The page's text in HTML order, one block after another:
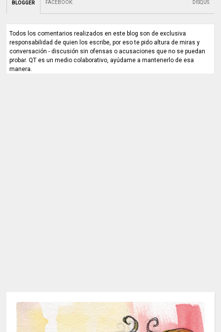
BLOGGER FACEBOOK: DISQUS
Todos los comentarios realizados en este blog son de exclusiva
responsabilidad de quien los escribe, por eso te pido altura de miras y
conversación - discusión sin ofensas o acusaciones que no se puedan
probar. QT es un medio colaborativo, ayúdame a mantenerlo de esa
manera.